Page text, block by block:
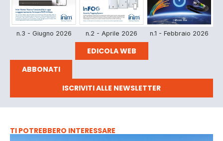
n.3 - Giugno 2026 n.2 - Aprile 2026 n.1 - Febbraio 2026
EDICOLA WEB
ABBONATI
ISCRIVITI ALLE NEWSLETTER
TI POTREBBERO INTERESSARE